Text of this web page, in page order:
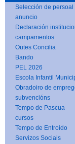
Selección de persoal
anuncio
Declaración
campamentos
Outes Concilia
Bando
PEL 2026
Escola Infantil
Obradoiro de
subvencións
Tempo de Pascua
cursos
Tempo de Entroido
Servizos Sociais